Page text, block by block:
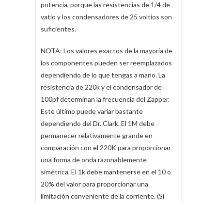
potencia, porque las resistencias de 1/4 de
vatio y los condensadores de 25 voltios son
suficientes.
NOTA: Los valores exactos de la mayoría de
los componentes pueden ser reemplazados
dependiendo de lo que tengas a mano. La
resistencia de 220k y el condensador de
100pf determinan la frecuencia del Zapper.
Este último puede variar bastante
dependiendo del Dr. Clark. El 1M debe
permanecer relativamente grande en
comparación con el 220K para proporcionar
una forma de onda razonablemente
simétrica. El 1k debe mantenerse en el 10 o
20% del valor para proporcionar una
limitación conveniente de la corriente. (Si